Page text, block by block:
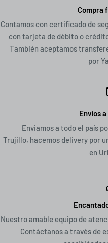
Compra
Contamos con certificado de
con tarjeta de débito o
También aceptamos
por
Envíos
Enviamos a todo el país
Trujillo, hacemos delivery por
en
Nuestro amable equipo de
Contáctanos a través de